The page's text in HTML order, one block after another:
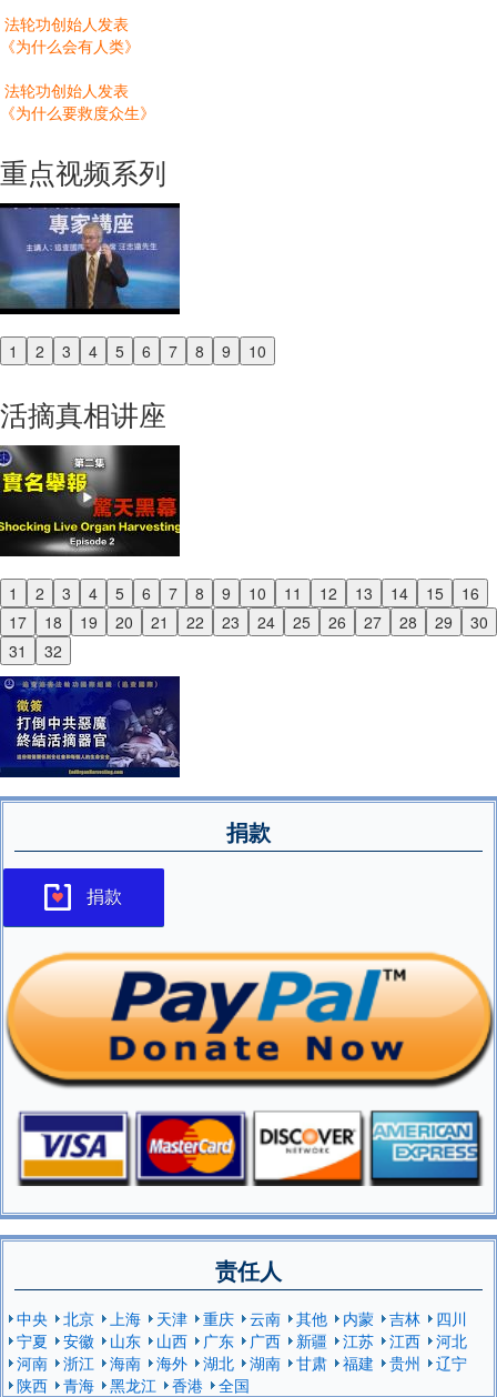
法轮功创始人发表
《为什么会有人类》
法轮功创始人发表
《为什么要救度众生》
重点视频系列
1 2 3 4 5 6 7 8 9 10
Previous
活摘真相讲座
1 2 3 4 5 6 7 8 9 10 11 12 13 14 15
16
17
18 19 20 21 22 23 24 25 26 27 28 29
30
31
32
Previous
Next
捐款
捐款
责任人
中央 北京 上海 天津 重庆 云南 其他 内蒙 吉林
四川
宁夏
安徽 山东 山西 广东 广西 新疆 江苏 江西
河北
河南
浙江 海南 海外 湖北 湖南 甘肃 福建 贵州
辽宁
陕西
青海 黑龙江 香港 全国